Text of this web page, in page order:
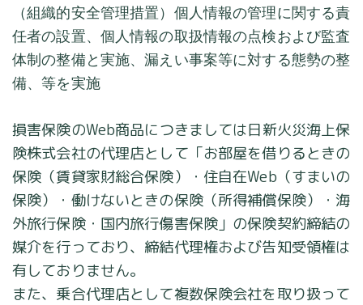
（組織的安全管理措置）個人情報の管理に関する責
任者の設置、個人情報の取扱情報の点検および監査
体制の整備と実施、漏えい事案等に対する態勢の整
備、等を実施
損害保険のWeb商品につきましては日新火災海上保
険株式会社の代理店として「お部屋を借りるときの
保険（賃貸家財総合保険）・住自在Web（すまいの
保険）・働けないときの保険（所得補償保険）・海
外旅行保険・国内旅行傷害保険」の保険契約締結の
媒介を行っており、締結代理権および告知受領権は
有しておりません。
また、乗合代理店として複数保険会社を取り扱って